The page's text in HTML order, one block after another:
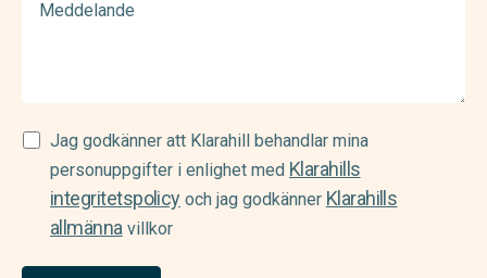
Samtycke
(Required)
Jag godkänner att Klarahill behandlar mina
personuppgifter i enlighet med Klarahills
integritetspolicyoch jag godkänner Klarahills
allmännavillkor